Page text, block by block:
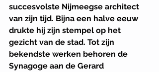
succesvolste Nijmeegse architect
van zijn tijd. Bijna een halve eeuw
drukte hij zijn stempel op het
gezicht van de stad. Tot zijn
bekendste werken behoren de
Synagoge aan de Gerard